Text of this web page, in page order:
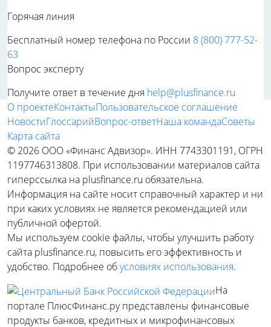
Горячая линия
Бесплатный номер телефона по России 8 (800) 777-52-
63
Вопрос эксперту
Получите ответ в течение дня help@plusfinance.ru
О проектеКонтактыПользовательское соглашение
НовостиГлоссарийВопрос-ответНаша командаСоветы
Карта сайта
© 2026 ООО «Финанс Адвизор». ИНН 7743301191, ОГРН
1197746313808. При использовании материалов сайта
гиперссылка на plusfinance.ru обязательна.
Информация на сайте носит справочный характер и ни
при каких условиях не является рекомендацией или
публичной офертой.
Мы используем cookie файлы, чтобы улучшить работу
сайта plusfinance.ru, повысить его эффективность и
удобство. Подробнее обусловиях использования.
На
портале ПлюсФинанс.ру представлены финансовые
продукты банков, кредитных и микрофинансовых